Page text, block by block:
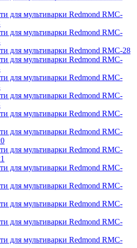
для мультиварки Redmond RMC-
для мультиварки Redmond RMC-
для мультиварки Redmond RMC-28
для мультиварки Redmond RMC-
для мультиварки Redmond RMC-
для мультиварки Redmond RMC-
для мультиварки Redmond RMC-
для мультиварки Redmond RMC-
для мультиварки Redmond RMC-
для мультиварки Redmond RMC-
для мультиварки Redmond RMC-
для мультиварки Redmond RMC-
для мультиварки Redmond RMC-
для мультиварки Redmond RMC-